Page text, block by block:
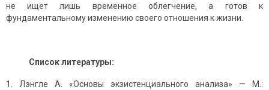
не ищет лишь временное облегчение, а готов к
фундаментальному изменению своего отношения к жизни.
Список литературы:
Лэнгле А. «Основы экзистенциального анализа» — М.: